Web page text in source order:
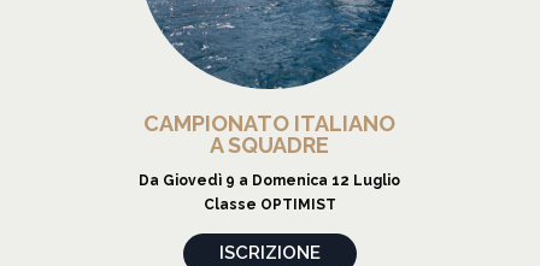
CAMPIONATO ITALIANO
A SQUADRE
Da Giovedì 9 a Domenica 12 Luglio
Classe OPTIMIST
ISCRIZIONE